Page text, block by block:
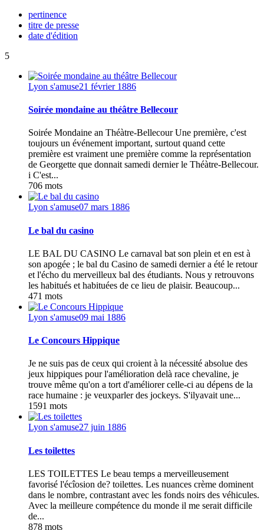
pertinence
titre de presse
date d'édition
5
Lyon s'amuse21 février 1886
Soirée mondaine au théâtre Bellecour
Soirée Mondaine an Théàtre-Bellecour Une première, c'est
toujours un événement important, surtout quand cette
première est vraiment une première comme la représentation
de Georgette que donnait samedi dernier le Théàtre-Bellecour.
i C'est...
706 mots
Lyon s'amuse07 mars 1886
Le bal du casino
LE BAL DU CASINO Le carnaval bat son plein et en est à
son apogée ; le bal du Casino de samedi dernier a été le retour
et l'écho du merveilleux bal des étudiants. Nous y retrouvons
les habitués et habituées de ce lieu de plaisir. Beaucoup...
471 mots
Lyon s'amuse09 mai 1886
Le Concours Hippique
Je ne suis pas de ceux qui croient à la nécessité absolue des
jeux hippiques pour l'amélioration delà race chevaline, je
trouve même qu'on a tort d'améliorer celle-ci au dépens de la
race humaine : je veuxparler des jockeys. S'ilyavait une...
1591 mots
Lyon s'amuse27 juin 1886
Les toilettes
LES TOILETTES Le beau temps a merveilleusement
favorisé l'écîosion de? toilettes. Les nuances crème dominent
dans le nombre, contrastant avec les fonds noirs des véhicules.
Avec la meilleure compétence du monde il me serait difficile
de...
878 mots